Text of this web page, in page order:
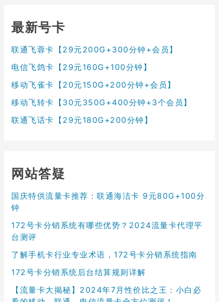
最新号卡
联通飞蓉卡【29元200G+300分钟+会员】
电信飞鸽卡【29元160G+100分钟】
移动飞雀卡【20元150G+200分钟+会员】
移动飞转卡【30元350G+400分钟+3个会员】
联通飞话卡【29元180G+200分钟】
网站答疑
国庆特供流量卡推荐：联通海洁卡 9元80G+100分
钟
172号卡分销系统有哪些优势？2024流量卡代理平
台测评
了解手机卡行业专业术语，172号卡分销系统指南
172号卡分销系统后台结算规则详解
【流量卡大揭秘】2024年7月性价比之王：小白必